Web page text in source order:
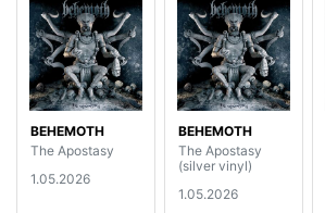
BEHEMOTH
The Apostasy
1.05.2026
BEHEMOTH
The Apostasy
(silver vinyl)
1.05.2026